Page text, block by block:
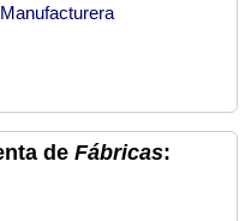
de Fábricas: